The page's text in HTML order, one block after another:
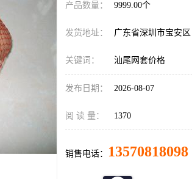
产品数量： 9999.00个
发货地址： 广东省深圳市宝安区
关键词： 汕尾网套价格
发布日期： 2026-08-07
阅 读 量： 1370
销售电话： 13570818098